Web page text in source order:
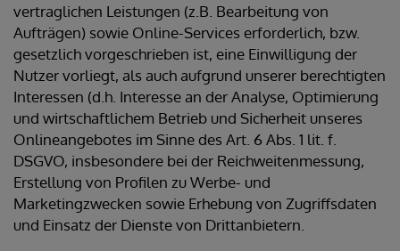
vertraglichen Leistungen (z.B. Bearbeitung von
Aufträgen) sowie Online-Services erforderlich, bzw.
gesetzlich vorgeschrieben ist, eine Einwilligung der
Nutzer vorliegt, als auch aufgrund unserer berechtigten
Interessen (d.h. Interesse an der Analyse, Optimierung
und wirtschaftlichem Betrieb und Sicherheit unseres
Onlineangebotes im Sinne des Art. 6 Abs. 1 lit. f.
DSGVO, insbesondere bei der Reichweitenmessung,
Erstellung von Profilen zu Werbe- und
Marketingzwecken sowie Erhebung von Zugriffsdaten
und Einsatz der Dienste von Drittanbietern.